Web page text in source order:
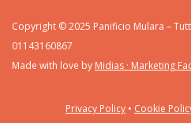
Copyright © 2025 Panificio Mulara –
01143160867
Made with love by Midias · Marketing
Privacy Policy • Cookie